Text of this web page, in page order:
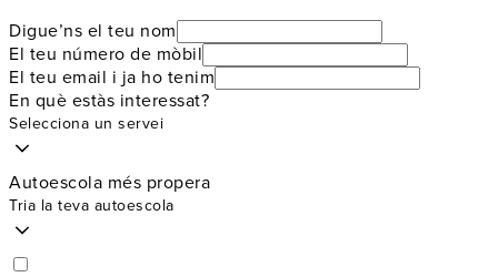
Digue’ns el teu nom
El teu número de mòbil
El teu email i ja ho tenim
En què estàs interessat?
Selecciona un servei
Autoescola més propera
Tria la teva autoescola